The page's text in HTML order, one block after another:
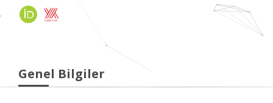
Genel Bilgiler